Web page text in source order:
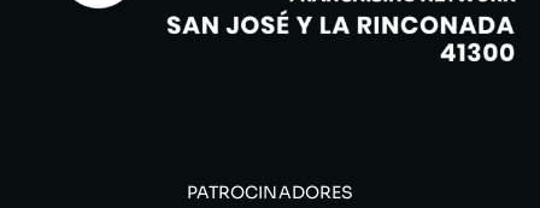
PATROCINADORES